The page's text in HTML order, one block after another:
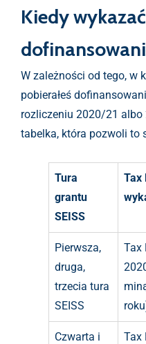
Kiedy wykazać
W zależności od tego, w
pobierałeś
rozliczeniu 2020/21
tabelka, która pozwoli to
Tura
grantu
SEISS
Tax
Pierwsza,
druga,
trzecia tura
SEISS
Tax
Czwarta i
Tax